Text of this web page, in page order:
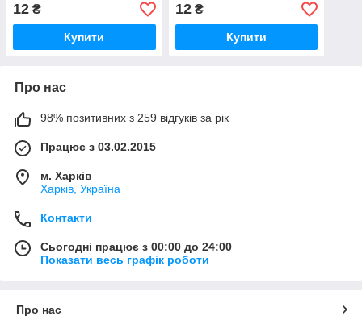
12 ₴
Купити
12₴
Купити
Про нас
98% позитивних з 259 відгуків за рік
Працює з 03.02.2015
м. Харків
Харків, Україна
Контакти
Сьогодні працює з 00:00 до 24:00
Показати весь графік роботи
Про нас